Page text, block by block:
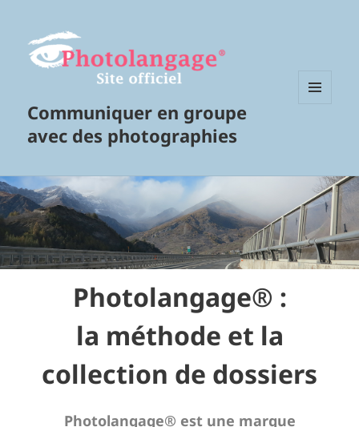
Communiquer en groupe
avec des photographies
Photolangage® :
la méthode et la
collection de dossiers
Photolangage® est une marque